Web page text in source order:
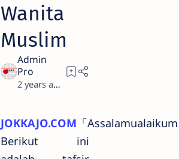
Wanita
Muslim
2 years ago
JOKKAJO.COM 「
Berikut ini